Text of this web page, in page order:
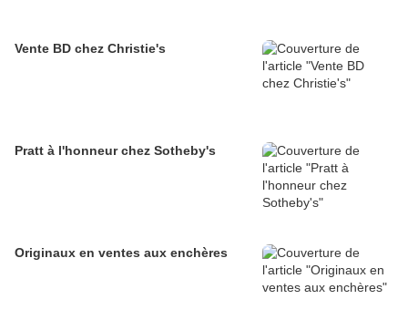
Vente BD chez Christie's
Pratt à l'honneur chez Sotheby's
Originaux en ventes aux enchères